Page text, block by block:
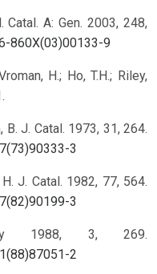
Catal. A: Gen. 2003, 248,
860X(03)00133-9
H.; Ho, T.H.; Riley,
B. J. Catal. 1973, 31, 264.
3
J. Catal. 1982, 77, 564.
3
1988, 3, 269.
2